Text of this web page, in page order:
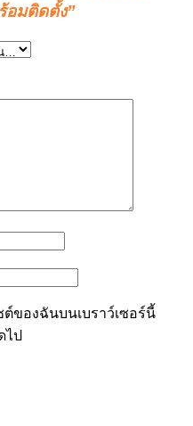
อมติดตั้ง”
ของฉันบนเบราว์เซอร์นี้
ไป